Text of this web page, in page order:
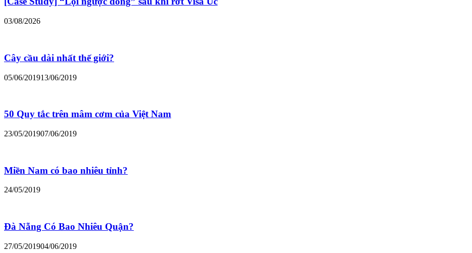
03/08/2026
Cây cầu dài nhất thế giới?
05/06/201913/06/2019
50 Quy tắc trên mâm cơm của Việt Nam
23/05/201907/06/2019
Miền Nam có bao nhiêu tỉnh?
24/05/2019
Đà Nẵng Có Bao Nhiêu Quận?
27/05/201904/06/2019